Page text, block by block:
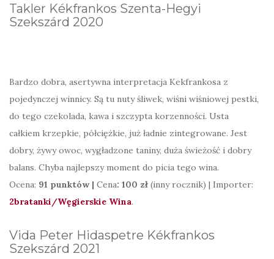
Takler Kékfrankos Szenta-Hegyi
Szekszárd 2020
Bardzo dobra, asertywna interpretacja Kekfrankosa z
pojedynczej winnicy. Są tu nuty śliwek, wiśni wiśniowej pestki,
do tego czekolada, kawa i szczypta korzenności. Usta
całkiem krzepkie, półciężkie, już ładnie zintegrowane. Jest
dobry, żywy owoc, wygładzone taniny, duża świeżość i dobry
balans. Chyba najlepszy moment do picia tego wina.
Ocena: 91 punktów | Cena: 100 zł (inny rocznik) | Importer:
2bratanki/Węgierskie Wina.
Vida Peter Hidaspetre Kékfrankos
Szekszárd 2021